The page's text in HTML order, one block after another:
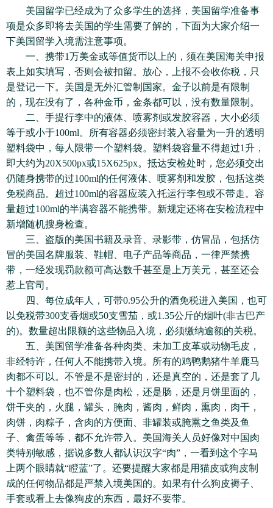
美国留学已经成为了众多学生的选择，美国留学准备事
项是众多即将去美国的学生需要了解的，下面为大家介绍一
下美国留学入境需注意事项。
一、携带1万美金或等值货币以上的，须在美国海关申报
表上如实填写，否则会被扣留。放心，上报不会收你税，只
是登记一下。美国是无外汇管制国家。金子以前是有限制
的，现在没有了，各种金币，金条都可以，没有数量限制。
二、手提行李中的液体、喷雾剂或发胶容器，大小必须
等于或小于100ml。所有容器必须密封装入容量为一升的透明
塑料袋中，每人限带一个塑料袋。塑料袋容量不得超过1升，
即大约为20X500px或15X625px。抵达安检处时，您必须交出
仍随身携带的过100ml的任何液体、喷雾剂和发胶，包括这类
免税商品。超过100ml的容器应装入托运行李包或不带走。容
量超过100ml的半满容器不能携带。新规定还将在安检流程中
新增随机搜身检查。
三、盗版的美国书籍及录音、录影带，仿冒品，包括仿
冒的美国名牌服装、鞋帽、电子产品等商品，一律严禁携
带，一经发现罚款额可高达数千甚至是上万美元，甚至还会
惹上官司。
四、每位成年人，可带0.95公升的酒免税进入美国，也可
以免税带300支香烟或50支雪茄，或1.35公斤的烟叶(非古巴产
的)。数量超出限额的这些物品入境，必须缴纳逾额的关税。
五、美国留学准备各种肉类、未加工皮革或动物毛皮，
非经特许，任何人不能携带入境。所有的鸡鸭鹅猪牛羊鹿马
肉都不可以。不管是不是密封的，还是真空的，还是套了几
十个塑料袋，也不管你是肉松，还是肠，还是月饼里面的，
饼干夹的，火腿，罐头，腌肉，酱肉，鲜肉，熏肉，肉干，
肉饼，肉粽子，含肉的方便面、非罐装或腌熏之鱼类及鱼
子、禽蛋等等，都不允许带入。美国海关人员好像对中国肉
类特别敏感，据说多数人都认识汉字“肉”，一看到这个字马
上两个眼睛就“瞪蓝”了。还要提醒大家都是用猫皮或狗皮制
成的任何物品都是严禁入境美国的。如果有什么狗皮褥子、
手套或看上去像狗皮的东西，最好不要带。